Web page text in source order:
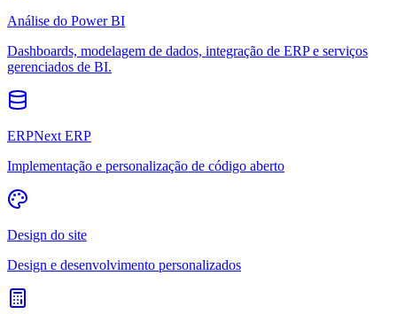
Análise do Power BI
Dashboards, modelagem de dados, integração de ERP e serviços
gerenciados de BI.
ERPNext ERP
Implementação e personalização de código aberto
Design do site
Design e desenvolvimento personalizados